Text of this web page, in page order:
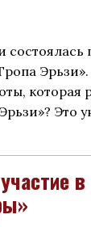
Эрьзи».
которая
Это